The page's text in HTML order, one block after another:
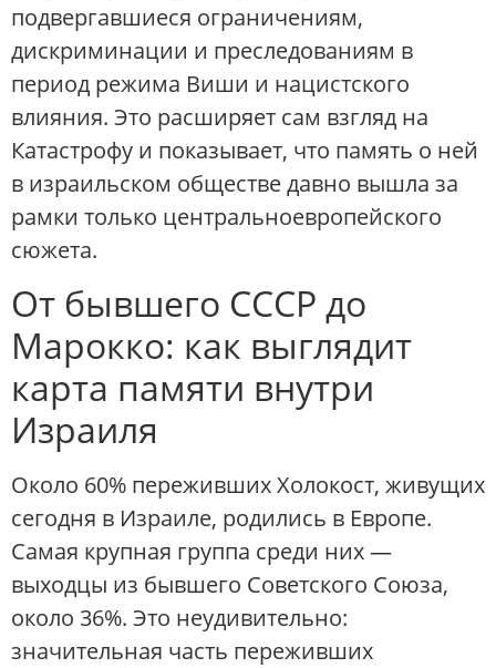
подвергавшиеся ограничениям,
дискриминации и преследованиям в
период режима Виши и нацистского
влияния. Это расширяет сам взгляд на
Катастрофу и показывает, что память о ней
в израильском обществе давно вышла за
рамки только центральноевропейского
сюжета.
От бывшего СССР до
Марокко: как выглядит
карта памяти внутри
Израиля
Около 60% переживших Холокост, живущих
сегодня в Израиле, родились в Европе.
Самая крупная группа среди них —
выходцы из бывшего Советского Союза,
около 36%. Это неудивительно:
значительная часть переживших